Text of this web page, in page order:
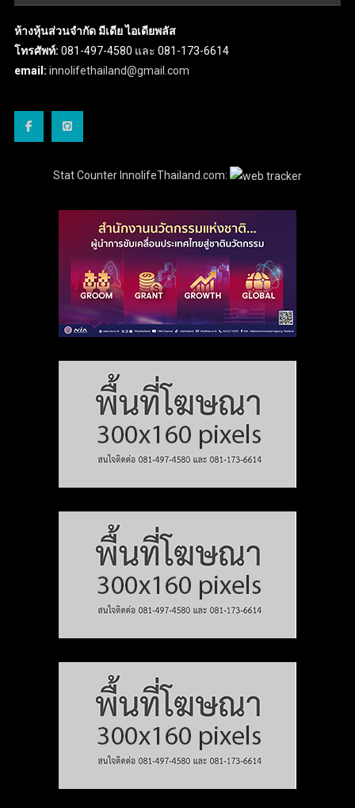
ห้างหุ้นส่วนจำกัด มีเดีย ไอเดียพลัส
โทรศัพท์: 081-497-4580 และ 081-173-6614
email: innolifethailand@gmail.com
Stat Counter InnolifeThailand.com: